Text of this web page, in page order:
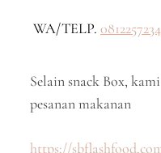
WA/TELP.
Selain snack Box,
pesanan makanan
https://